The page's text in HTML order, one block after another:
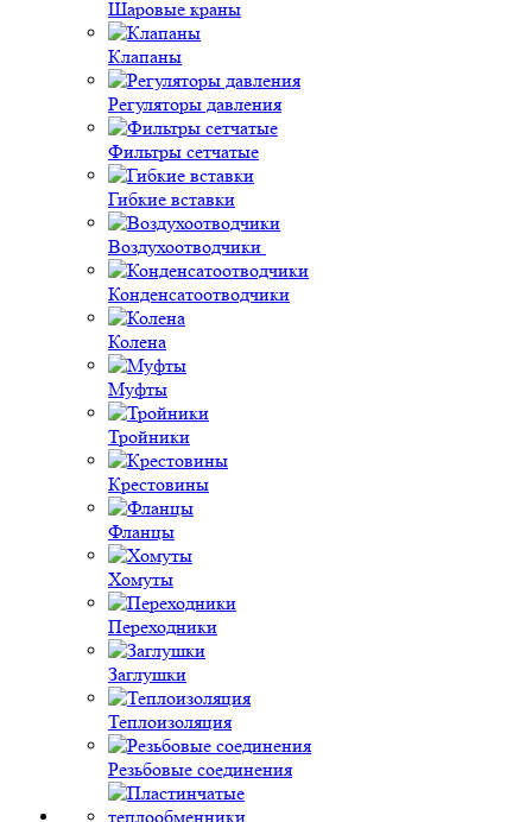
Шаровые краны
Клапаны
Регуляторы давления
Фильтры сетчатые
Гибкие вставки
Воздухоотводчики
Конденсатоотводчики
Колена
Муфты
Тройники
Крестовины
Фланцы
Хомуты
Переходники
Заглушки
Теплоизоляция
Резьбовые соединения